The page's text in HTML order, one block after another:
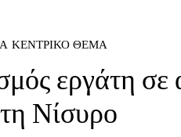
ΚΕΝΤΡΙΚΟ ΘΕΜΑ
εργάτη σε
Νίσυρο